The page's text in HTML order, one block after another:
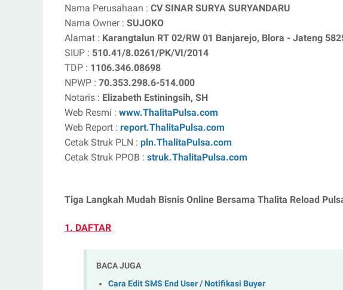
Nama Perusahaan : CV SINAR SURYA SURYANDARU
Nama Owner : SUJOKO
Alamat : Karangtalun RT 02/RW 01 Banjarejo, Blora - Jateng
SIUP : 510.41/8.0261/PK/VI/2014
TDP : 1106.346.08698
NPWP : 70.353.298.6-514.000
Notaris : Elizabeth Estiningsih, SH
Web Resmi : www.ThalitaPulsa.com
Web Report : report.ThalitaPulsa.com
Cetak Struk PLN : pln.ThalitaPulsa.com
Cetak Struk PPOB : struk.ThalitaPulsa.com
Tiga Langkah Mudah Bisnis Online Bersama Thalita Reload
1. DAFTAR
BACA JUGA
Cara Edit SMS End User / Notifikasi Buyer